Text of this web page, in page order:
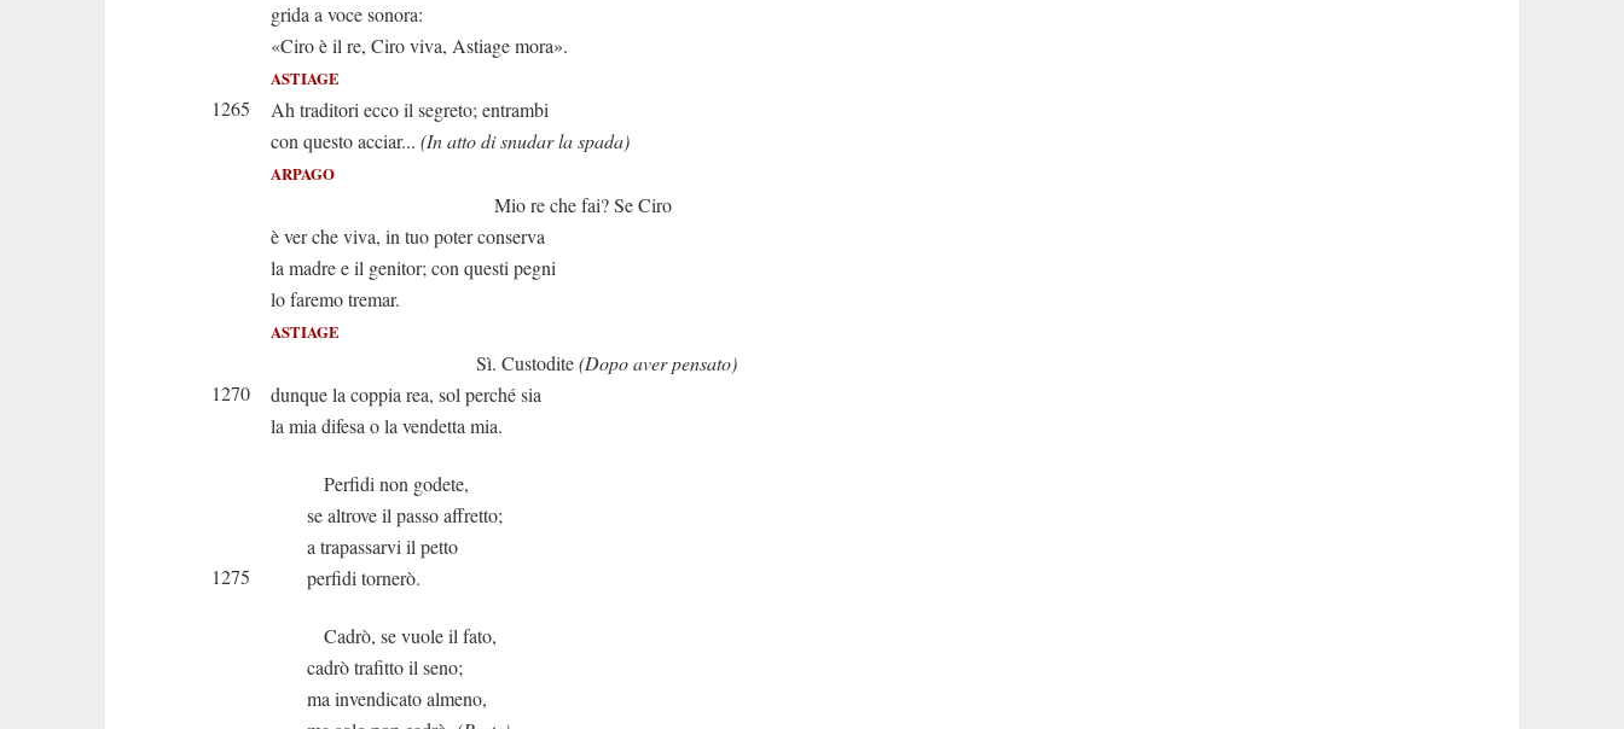
grida a voce sonora:
«Ciro è il re, Ciro viva, Astiage mora».
ASTIAGE
1265
Ah traditori ecco il segreto; entrambi
con questo acciar... (In atto di snudar la spada)
ARPAGO
Mio re che fai? Se Ciro
è ver che viva, in tuo poter conserva
la madre e il genitor; con questi pegni
lo faremo tremar.
ASTIAGE
Sì. Custodite(Dopo aver pensato)
1270
dunque la coppia rea, sol perché sia
la mia difesa o la vendetta mia.
Perfidi non godete,
se altrove il passo affretto;
a trapassarvi il petto
1275
perfidi tornerò.
Cadrò, se vuole il fato,
cadrò trafitto il seno;
ma invendicato almeno,